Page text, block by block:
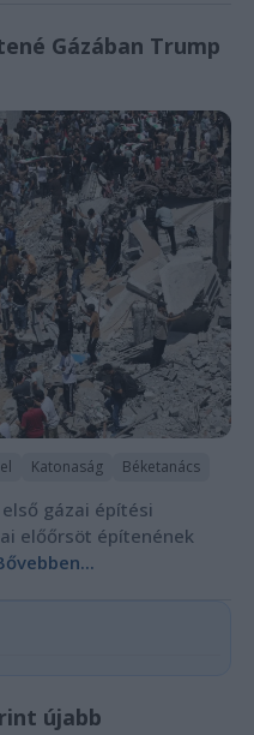
Gázában Trump
Katonaság Béketanács
gázai építési
előőrsöt építenének
újabb